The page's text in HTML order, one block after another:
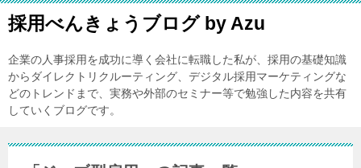
採用べんきょうブログ by Azu
企業の人事採用を成功に導く会社に転職した私が、採用の基礎知識
からダイレクトリクルーティング、デジタル採用マーケティングな
どのトレンドまで、実務や外部のセミナー等で勉強した内容を共有
していくブログです。